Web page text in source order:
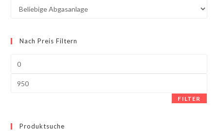
Nach Preis Filtern
FILTER
Produktsuche